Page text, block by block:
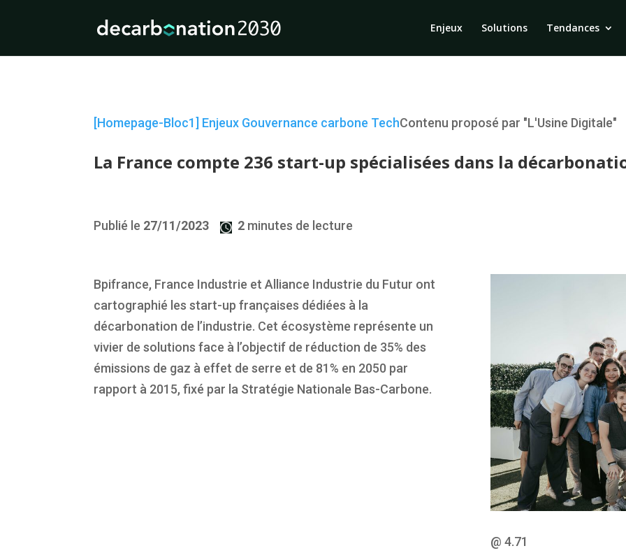
Enjeux Solutions Tendances
[Homepage-Bloc1] Enjeux Gouvernance carbone TechContenu proposé par "L'Usine Digitale"
La France compte 236 start-up spécialisées dans la
Publié le 27/11/2023 2 minutes de lecture
Bpifrance, France Industrie et Alliance Industrie du Futur ont
cartographié les start-up françaises dédiées à la
décarbonation de l’industrie. Cet écosystème représente un
vivier de solutions face à l’objectif de réduction de 35% des
émissions de gaz à effet de serre et de 81% en 2050 par
rapport à 2015, fixé par la Stratégie Nationale Bas-Carbone.
@ 4.71